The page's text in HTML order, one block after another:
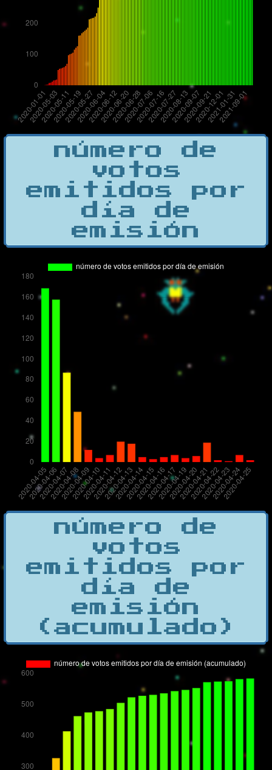
número de
votos
emitidos por
día de
emisión
número de
votos
emitidos por
día de
emisión
(acumulado)